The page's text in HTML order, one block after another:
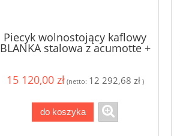
Piecyk wolnostojący kaflowy
BLANKA stalowa z acumotte +
15 120,00 zł (netto: 12 292,68 zł)
do koszyka